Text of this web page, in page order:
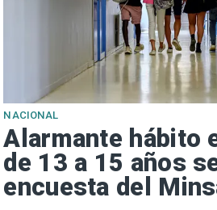
NACIONAL
Alarmante hábito
de 13 a 15 años
encuesta del